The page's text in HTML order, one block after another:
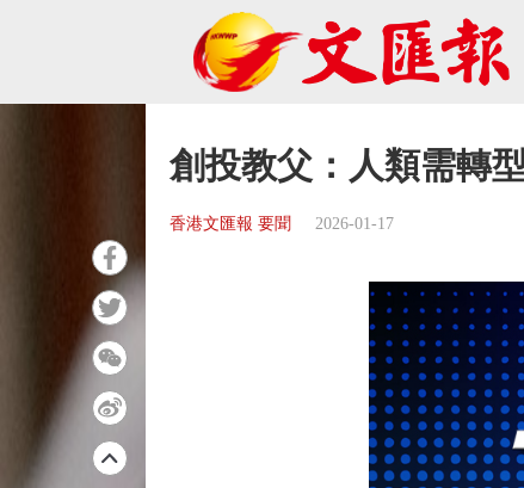
創投教父：人類需轉
香港文匯報 要聞 2026-01-17